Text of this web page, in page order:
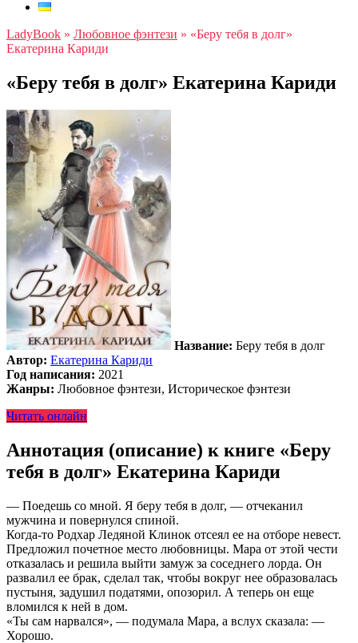
LadyBook » Любовное фэнтези » «Беру тебя в долг»
Екатерина Кариди
«Беру тебя в долг» Екатерина Кариди
Название: Беру тебя в долг
Автор: Екатерина Кариди
Год написания: 2021
Жанры: Любовное фэнтези, Историческое фэнтези
Читать онлайн
Аннотация (описание) к книге «Беру
тебя в долг» Екатерина Кариди
— Поедешь со мной. Я беру тебя в долг, — отчеканил
мужчина и повернулся спиной.
Когда-то Родхар Ледяной Клинок отсеял ее на отборе невест.
Предложил почетное место любовницы. Мара от этой чести
отказалась и решила выйти замуж за соседнего лорда. Он
развалил ее брак, сделал так, чтобы вокруг нее образовалась
пустыня, задушил податями, опозорил. А теперь он еще
вломился к ней в дом.
«Ты сам нарвался», — подумала Мара, а вслух сказала: —
Хорошо.